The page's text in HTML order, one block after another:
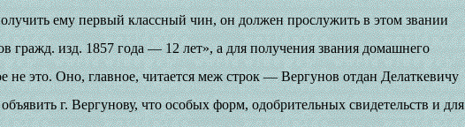
ему первый классный чин, он должен прослужить в этом звании
гражд. изд. 1857 года — 12 лет», а для получения звания домашнего
это. Оно, главное, читается меж строк — Вергунов отдан Делаткевичу
г. Вергунову, что особых форм, одобрительных свидетельств и для